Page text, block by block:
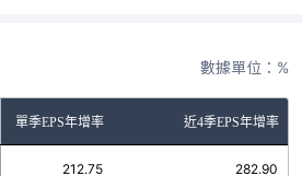
數據單位：%
單季EPS年增率 近4季EPS年增率
212.75 282.90